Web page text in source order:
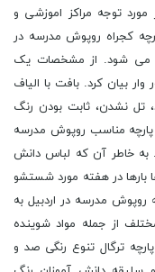
توجه مراکز اموزشی و
کجراه روپوش مدرسه در
می شود. از مشخصات یک
بیان کرد. بافت با الیاف
تل نشدن، ثابت بودن رنگ
مناسب روپوش مدرسه
به خاطر آن که لباس دانش
در هفته مورد شستشو
روپوش مدرسه در اردبیل به
از جمله مواد شوینده
ترگال تنوع رنگی صد و